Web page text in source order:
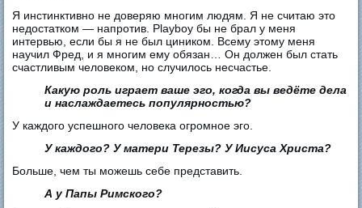
Я инстинктивно не доверяю многим людям. Я не считаю это
недостатком — напротив. Playboy бы не брал у меня
интервью, если бы я не был циником. Всему этому меня
научил Фред, и я многим ему обязан… Он должен был стать
счастливым человеком, но случилось несчастье.
Какую роль играет ваше эго, когда вы ведёте дела
и наслаждаетесь популярностью?
У каждого успешного человека огромное эго.
У каждого? У матери Терезы? У Иисуса Христа?
Больше, чем ты можешь себе представить.
А у Папы Римского?